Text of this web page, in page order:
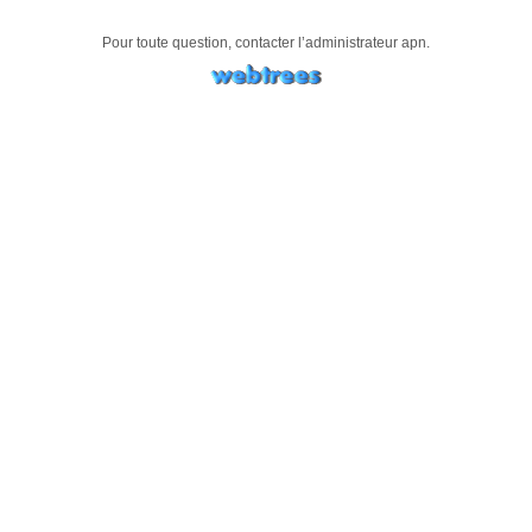
Pour toute question, contacter l’administrateur apn.